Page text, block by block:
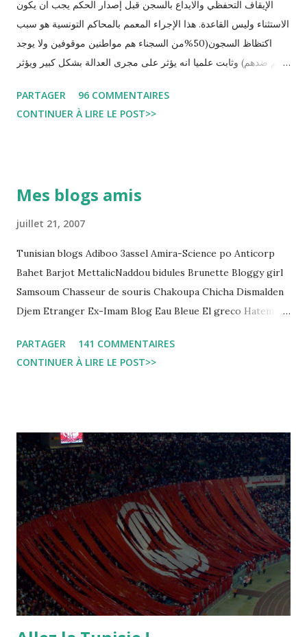
الإيقاف التحفظي والايداع بالسجن قبل إصدار الحكم يجب ان يكون
الاستثناء وليس القاعدة. هذا الإجراء المعمم بالمحاكم التونسية هو سبب
اكتظاظ السجون(50%من السجناء هم مواطنين موقوفين ولا يوجد
حكم ضدهم) وثابت علميا انه يؤثر على مجرى العدالة بشكل كبير ويؤثر
التي قضاها تحفظيا . هذه الممارسات تسبب كوارث اجتماعية واقتصادية
و تجعل المواطن يحقد على المنظومة القضائية و يحس بالظلم و القهر
regard des Lignes directrices Luanda"
PARTAGER
96 COMMENTAIRES
CONTINUER À LIRE LE POST>>
Mes blogs amis
juillet 21, 2007
Tunisian blogs Adiboo 3assel Amira-Science po Anticorp
Bahet Barjot MettalicNaddou bidules Brunette Bloggy girl
Samsoum Chasseur de souris Chakoupa Chicha Dismalden
Djem Etranger Ex-Imam Blog Eau Bleue El greco Hatem
Leila fi amarikia Little Sarah American girl Massir mots a
dire Mouch ex Mazzika Tun...
PARTAGER
141 COMMENTAIRES
CONTINUER À LIRE LE POST>>